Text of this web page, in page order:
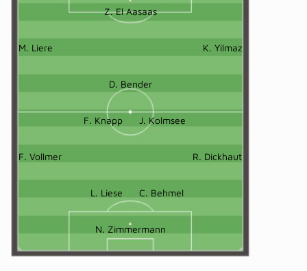
Z. El Aasaas
M. Liere K. Yilmaz
D. Bender
F. Knapp J. Kolmsee
F. Vollmer R. Dickhaut
L. Liese C. Behmel
N. Zimmermann